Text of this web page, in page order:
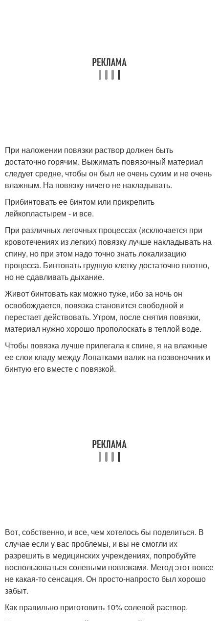
При наложении повязки раствор должен быть
достаточно горячим. Выжимать повязочный материал
следует средне, чтобы он был не очень сухим и не очень
влажным. На повязку ничего не накладывать.
Прибинтовать ее бинтом или прикрепить
лейкопластырем - и все.
При различных легочных процессах (исключается при
кровотечениях из легких) повязку лучше накладывать на
спину, но при этом надо точно знать локализацию
процесса. Бинтовать грудную клетку достаточно плотно,
но не сдавливать дыхание.
Живот бинтовать как можно туже, ибо за ночь он
освобождается, повязка становится свободной и
перестает действовать. Утром, после снятия повязки,
материал нужно хорошо прополоскать в теплой воде.
Чтобы повязка лучше прилегала к спине, я на влажные
ее слои кладу между Лопатками валик на позвоночник и
бинтую его вместе с повязкой.
Вот, собственно, и все, чем хотелось бы поделиться. В
случае если у вас проблемы, и вы не смогли их
разрешить в медицинских учреждениях, попробуйте
воспользоваться солевыми повязками. Метод этот вовсе
не какая-то сенсация. Он просто-напросто был хорошо
забыт.
Как правильно приготовить 10% солевой раствор.